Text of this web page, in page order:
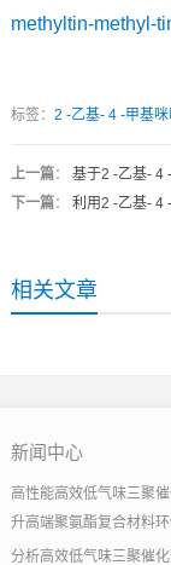
methyltin-methyl-
标签： 2 -乙基- 4 -甲基
上一篇： 基于2 -乙基- 4
下一篇： 利用2 -乙基- 4
相关文章
新闻中心
高性能高效低气味三聚
升高端聚氨酯复合材料
分析高效低气味三聚催